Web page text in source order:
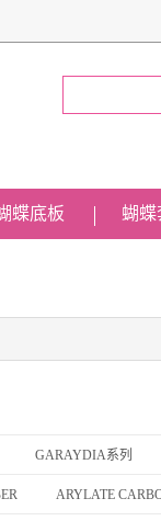
蝶底板 蝴蝶
GARAYDIA系列
ARYLATE